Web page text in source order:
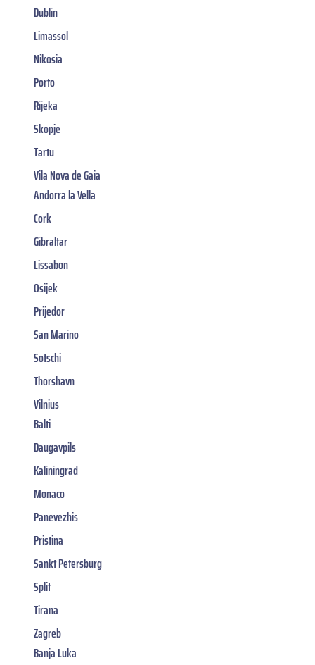
Dublin
Limassol
Nikosia
Porto
Rijeka
Skopje
Tartu
Vila Nova de Gaia
Andorra la Vella
Cork
Gibraltar
Lissabon
Osijek
Prijedor
San Marino
Sotschi
Thorshavn
Vilnius
Balti
Daugavpils
Kaliningrad
Monaco
Panevezhis
Pristina
Sankt Petersburg
Split
Tirana
Zagreb
Banja Luka